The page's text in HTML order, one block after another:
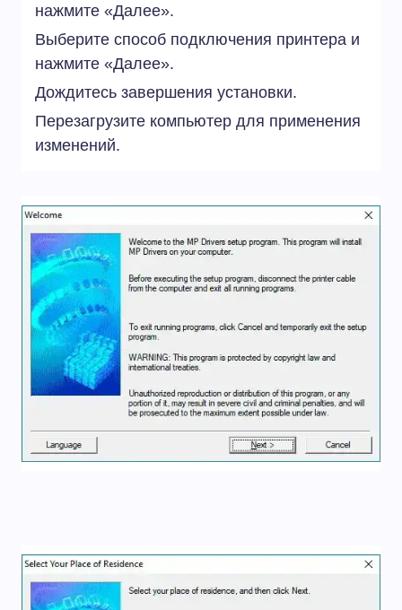
нажмите «Далее».
Выберите способ подключения принтера и
нажмите «Далее».
Дождитесь завершения установки.
Перезагрузите компьютер для применения
изменений.